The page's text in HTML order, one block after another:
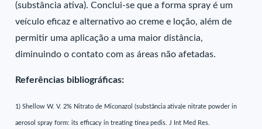
(substância ativa). Conclui-se que a forma spray é um
veículo eficaz e alternativo ao creme e loção, além de
permitir uma aplicação a uma maior distância,
diminuindo o contato com as áreas não afetadas.
Referências bibliográficas:
1) Shellow W. V. 2% Nitrato de Miconazol (substância ativa)e nitrate powder in
aerosol spray form: its efficacy in treating tinea pedis. J Int Med Res.